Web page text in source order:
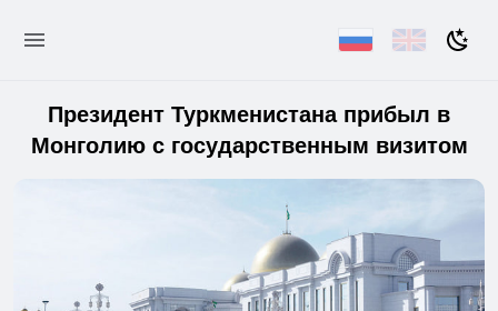
Президент Туркменистана прибыл в
Монголию с государственным визитом